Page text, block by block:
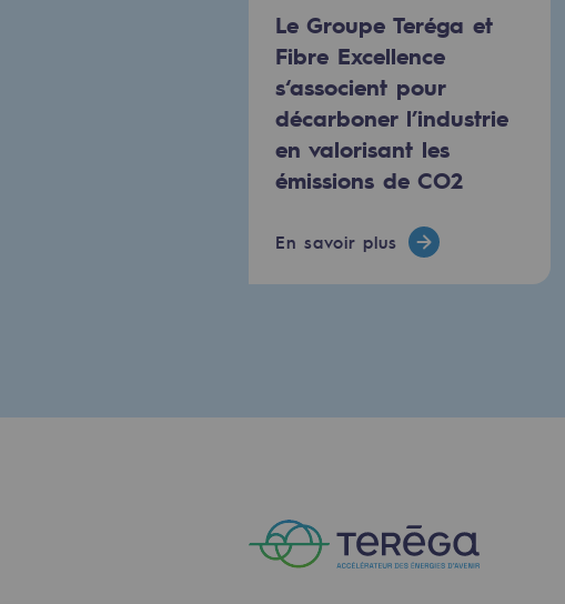
Décarbonation : une priorité
Limitation des émissions atmosphériques
Gestion de l'énergie
Préservation de la biodiversité
Gestion des impacts
Responsabilité sociale et territoriale
Le Groupe Teréga et
Fibre Excellence
s‘associent pour
décarboner l’industrie
en valorisant les
émissions de CO2
En savoir plus